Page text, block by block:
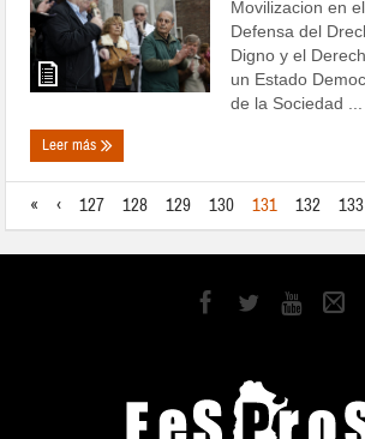
Movilizacion en
Defensa del
Digno y el
un Estado
de la Sociedad ...
Leer más
« ‹ 127 128 129 130 131 132 133